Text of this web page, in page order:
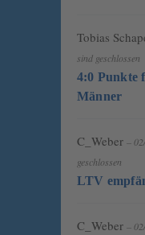
Tobias
sind geschlossen
4:0 Punkte
Männer
C_Weber –
geschlossen
LTV
C_Weber –